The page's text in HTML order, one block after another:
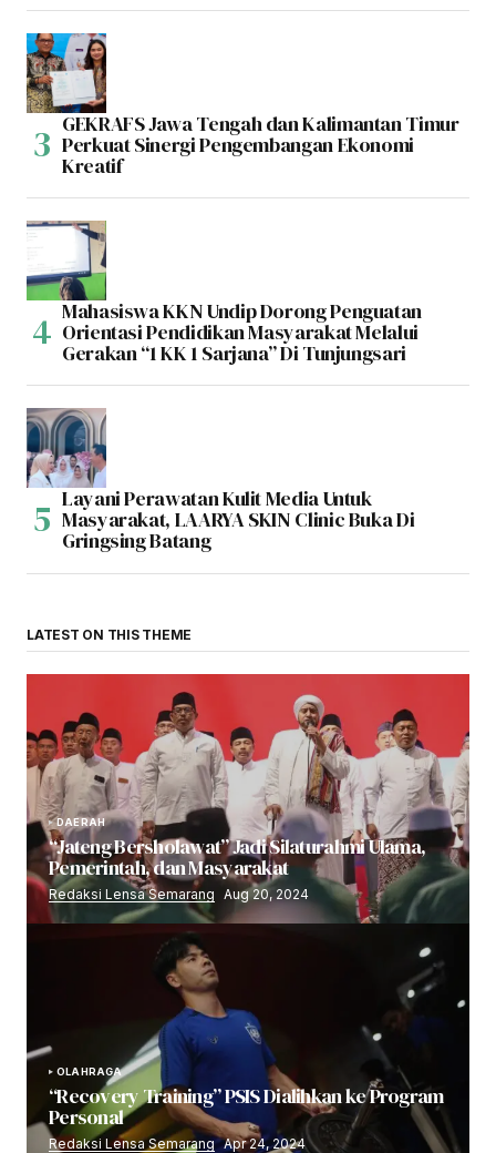
GEKRAFS Jawa Tengah dan Kalimantan Timur
Perkuat Sinergi Pengembangan Ekonomi
Kreatif
Mahasiswa KKN Undip Dorong Penguatan
Orientasi Pendidikan Masyarakat Melalui
Gerakan “1 KK 1 Sarjana” Di Tunjungsari
Layani Perawatan Kulit Media Untuk
Masyarakat, LAARYA SKIN Clinic Buka Di
Gringsing Batang
LATEST ON THIS THEME
DAERAH
“Jateng Bersholawat” Jadi Silaturahmi Ulama,
Pemerintah, dan Masyarakat
Redaksi Lensa Semarang Aug 20, 2024
OLAHRAGA
“Recovery Training” PSIS Dialihkan ke Program
Personal
Redaksi Lensa Semarang Apr 24, 2024